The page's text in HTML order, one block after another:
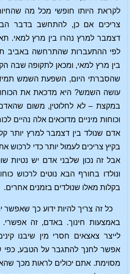
לקראת היותו חופשי מכל מה
צריכים אם כן, להתחשב בדבר
דצמבר למרץ נהרו בין מרץ למאי.
לפי ההתעברות שהתרחשה באביב
בין מרץ למאי, ומכאן לתקופה שבה
שהסברתי היום, השפעת השמש
עושה השמש? היא מדכאת את
במקצת – לא לחלוטין, משום
וכוחות מיניים מדוכאים אלה נהיים
אדם שנולד בין דצמבר למרץ יותר
בקיץ צריכים לעמול יותר כדי לרכוש
אבל זה נכון שלבני אדם יש נטיות
ונולדו בחורף הבא נוטים לרכוש
בקלות מאלו שנולדים בזמנים אחרים.
כל זה צריך להיות ידוע כך שאפשר
באמצעות חינוך. באדם, זה
לייצר צאצאים חסרי מין שיבנו
אפשר לחנך להתגבר על הטבע, כפי
מסוימת. אתם יכולים לראות מכך